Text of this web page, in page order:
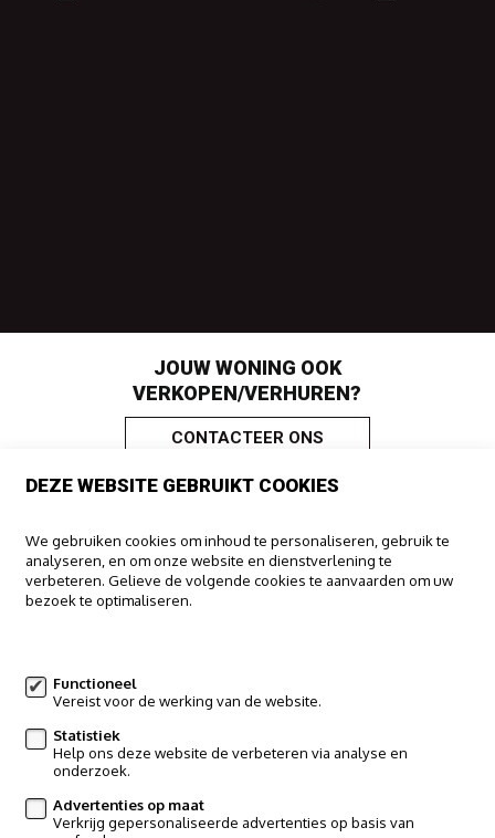
JOUW WONING OOK
VERKOPEN/VERHUREN?
CONTACTEER ONS
IMMOO
Haachtsesteenweg 322
1910 Kampenhout
Volg ons op:
DEZE WEBSITE GEBRUIKT COOKIES
We gebruiken cookies om inhoud te personaliseren, gebruik te
analyseren, en om onze website en dienstverlening te
verbeteren. Gelieve de volgende cookies te aanvaarden om uw
bezoek te optimaliseren.
Functioneel
Vereist voor de werking van de website.
Statistiek
Help ons deze website de verbeteren via analyse en
onderzoek.
Advertenties op maat
Verkrijg gepersonaliseerde advertenties op basis van